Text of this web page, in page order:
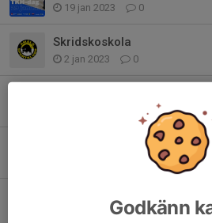
19 jan 2023 0
Skridskoskola
2 jan 2023 0
Skridskoskola 2/4
16 mar 2022 0
Godkänn